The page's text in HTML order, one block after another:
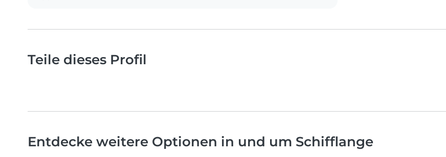
Teile dieses Profil
Entdecke weitere Optionen in und um Schifflange